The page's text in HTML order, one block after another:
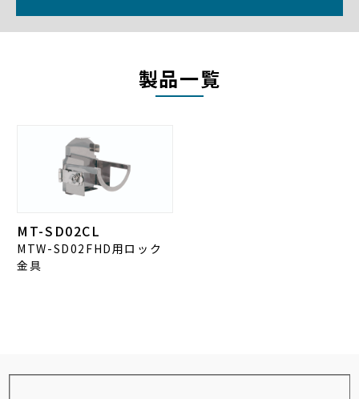
製品一覧
MT-SD02CL
MTW-SD02FHD用ロック
金具